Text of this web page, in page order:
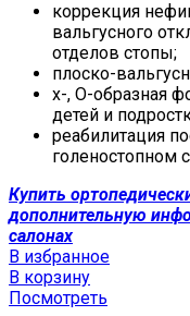
коррекция
вальгусного
отделов стопы;
плоско-
х-, О-образная
детей и
реабилитация
голеностопном
Купить
дополнительную
салонах
В избранное
В корзину
Посмотреть